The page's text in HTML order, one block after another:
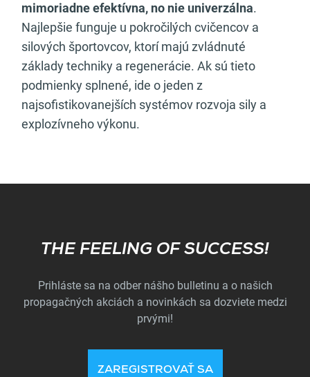
mimoriadne efektívna, no nie univerzálna.
Najlepšie funguje u pokročilých cvičencov a
silových športovcov, ktorí majú zvládnuté
základy techniky a regenerácie. Ak sú tieto
podmienky splnené, ide o jeden z
najsofistikovanejších systémov rozvoja sily a
explozívneho výkonu.
Subscribe
THE FEELING OF SUCCESS!
Prihláste sa na odber nášho bulletinu a o našich
propagačných akciách a novinkách sa dozviete medzi
prvými!
ZAREGISTROVAŤ SA